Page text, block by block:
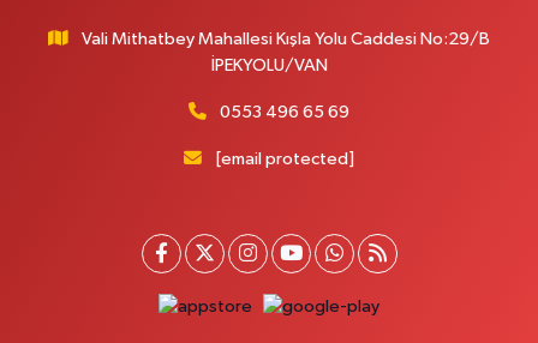
Gürpınar Eczanesi
Akpınar Mah. Milli Egemenlik Cad.No:7 A
Yol Tarifi Al
0 (432) 215 77 65 Yol Tarifi Al
Ferhat Eczanesi
Vali Mithatbey Mahallesi Kışla Yolu Caddesi No:29/B
İPEKYOLU/VAN
0553 496 65 69
[email protected]